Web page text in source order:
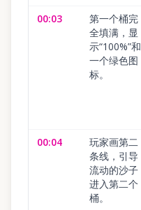
00:03
第一个桶完
全填满，显
示“100%”和
一个绿色图
标。
00:04
玩家画第二
条线，引导
流动的沙子
进入第二个
桶。